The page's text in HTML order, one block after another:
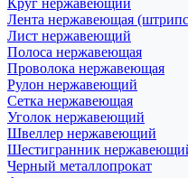
Круг нержавеющий
Лента нержавеющая
Лист нержавеющий
Полоса нержавеющая
Проволока нержавеющая
Рулон нержавеющий
Сетка нержавеющая
Уголок нержавеющий
Швеллер нержавеющий
Шестигранник
Черный металлопрокат